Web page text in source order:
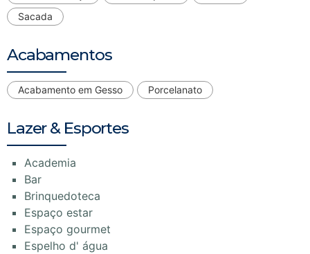
Sacada
Acabamentos
Acabamento em Gesso Porcelanato
Lazer & Esportes
Academia
Bar
Brinquedoteca
Espaço estar
Espaço gourmet
Espelho d' água